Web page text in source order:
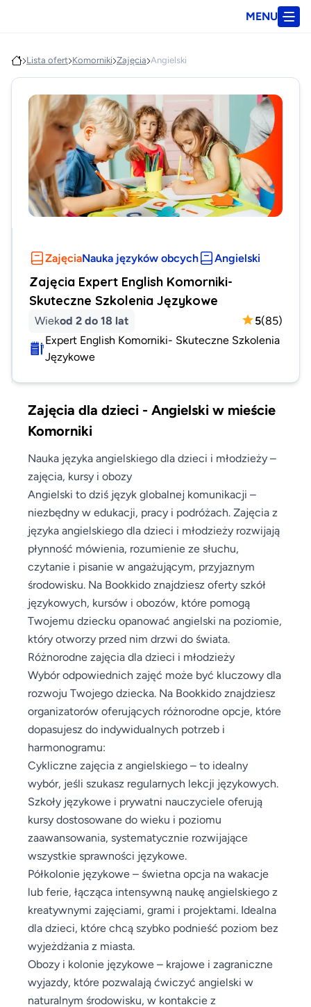
MENU
Lista ofert Komorniki Zajęcia Angielski
ZajęciaNauka języków obcych Angielski
Zajęcia Expert English Komorniki-
Skuteczne Szkolenia Językowe
Wiekod 2 do 18 lat 5(85)
Expert English Komorniki- Skuteczne Szkolenia
Językowe
Zajęcia dla dzieci - Angielski w mieście
Komorniki
Nauka języka angielskiego dla dzieci i młodzieży –
zajęcia, kursy i obozy
Angielski to dziś język globalnej komunikacji –
niezbędny w edukacji, pracy i podróżach. Zajęcia z
języka angielskiego dla dzieci i młodzieży rozwijają
płynność mówienia, rozumienie ze słuchu,
czytanie i pisanie w angażującym, przyjaznym
środowisku. Na Bookkido znajdziesz oferty szkół
językowych, kursów i obozów, które pomogą
Twojemu dziecku opanować angielski na poziomie,
który otworzy przed nim drzwi do świata.
Różnorodne zajęcia dla dzieci i młodzieży
Wybór odpowiednich zajęć może być kluczowy dla
rozwoju Twojego dziecka. Na Bookkido znajdziesz
organizatorów oferujących różnorodne opcje, które
dopasujesz do indywidualnych potrzeb i
harmonogramu:
Cykliczne zajęcia z angielskiego – to idealny
wybór, jeśli szukasz regularnych lekcji językowych.
Szkoły językowe i prywatni nauczyciele oferują
kursy dostosowane do wieku i poziomu
zaawansowania, systematycznie rozwijające
wszystkie sprawności językowe.
Półkolonie językowe – świetna opcja na wakacje
lub ferie, łącząca intensywną naukę angielskiego z
kreatywnymi zajęciami, grami i projektami. Idealna
dla dzieci, które chcą szybko podnieść poziom bez
wyjeżdżania z miasta.
Obozy i kolonie językowe – krajowe i zagraniczne
wyjazdy, które pozwalają ćwiczyć angielski w
naturalnym środowisku, w kontakcie z